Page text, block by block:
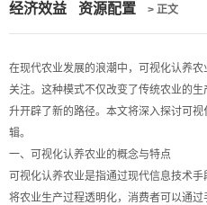
经济效益
资源配置 > 正文
在现代农业发展的浪潮中，可视化认养
关注。这种模式不仅改变了传统农业的
升开辟了新的路径。本文将深入探讨可
辑。
一、可视化认养农业的概念与特点
可视化认养农业是指通过现代信息技术
将农业生产过程透明化，消费者可以通